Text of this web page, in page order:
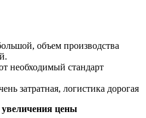
объем производства
необходимый стандарт
затратная, логистика дорогая
цены